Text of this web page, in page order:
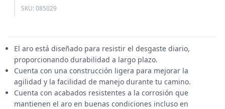
SKU: 085029
El aro está diseñado para resistir el desgaste diario,
proporcionando durabilidad a largo plazo.
Cuenta con una construcción ligera para mejorar la
agilidad y la facilidad de manejo durante tu camino.
Cuenta con acabados resistentes a la corrosión que
mantienen el aro en buenas condiciones incluso en